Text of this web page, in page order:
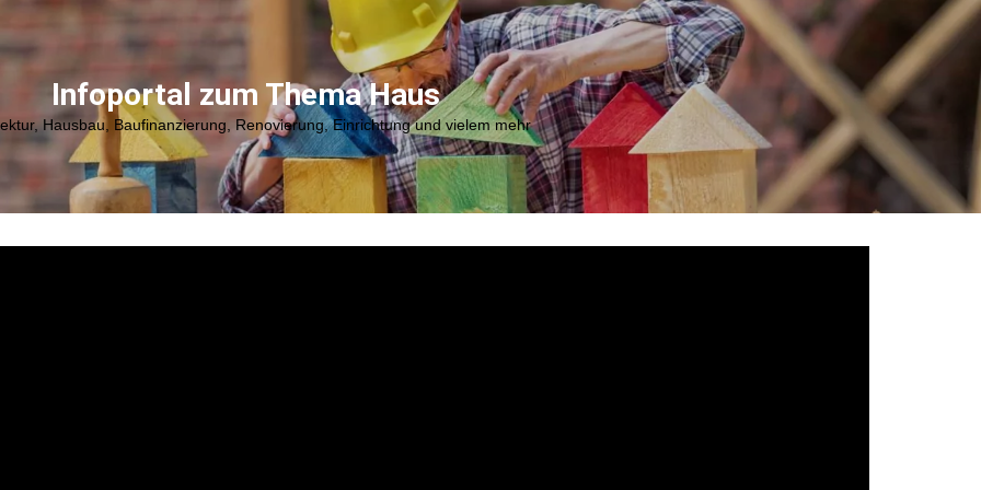
Infoportal zum Thema Haus
Hausbau, Baufinanzierung, Renovierung, Einrichtung und vielem mehr